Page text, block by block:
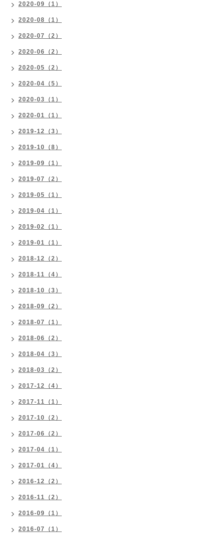
2020-09（1）
2020-08（1）
2020-07（2）
2020-06（2）
2020-05（2）
2020-04（5）
2020-03（1）
2020-01（1）
2019-12（3）
2019-10（8）
2019-09（1）
2019-07（2）
2019-05（1）
2019-04（1）
2019-02（1）
2019-01（1）
2018-12（2）
2018-11（4）
2018-10（3）
2018-09（2）
2018-07（1）
2018-06（2）
2018-04（3）
2018-03（2）
2017-12（4）
2017-11（1）
2017-10（2）
2017-06（2）
2017-04（1）
2017-01（4）
2016-12（2）
2016-11（2）
2016-09（1）
2016-07（1）